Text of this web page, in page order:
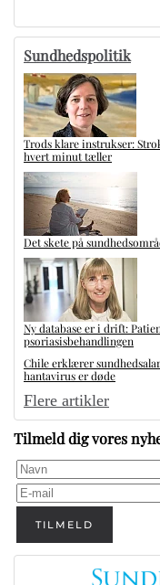
Sundhedspolitik
Trods klare instrukser:
hvert minut tæller
Det skete på
Ny database er i drift:
psoriasisbehandlingen
Chile erklærer
hantavirus er døde
Flere artikler
Tilmeld dig vores
TILMELD